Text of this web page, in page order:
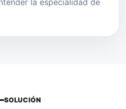
SOLUCIÓN